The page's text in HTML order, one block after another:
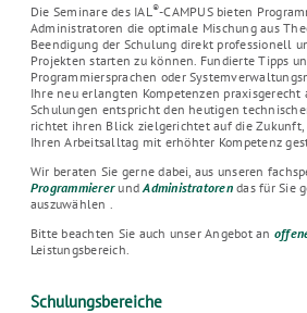
Die Seminare des IAL®-CAMPUS bieten
Administratoren die optimale Mischung aus
Beendigung der Schulung direkt professionell
Projekten starten zu können. Fundierte Tipps
Programmiersprachen oder
Ihre neu erlangten Kompetenzen praxisgerecht
Schulungen entspricht den heutigen
richtet ihren Blick zielgerichtet auf die Zukunft,
Ihren Arbeitsalltag mit erhöhter Kompetenz
Wir beraten Sie gerne dabei, aus unseren
ProgrammiererundAdministratorendas für Sie
auszuwählen .
Bitte beachten Sie auch unser Angebot an
Leistungsbereich.
Schulungsbereiche